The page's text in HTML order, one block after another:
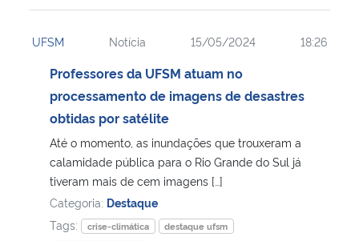
UFSM Notícia 15/05/2024 18:26
Professores da UFSM atuam no
processamento de imagens de desastres
obtidas por satélite
Até o momento, as inundações que trouxeram a
calamidade pública para o Rio Grande do Sul já
tiveram mais de cem imagens […]
Categoria: Destaque
Tags:
crise-climática
destaque ufsm